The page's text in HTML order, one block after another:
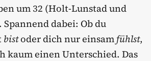
um 32 (Holt-Lunstad und
dabei: Ob du
bistoder dich nur einsamfühlst,
kaum einen Unterschied. Das